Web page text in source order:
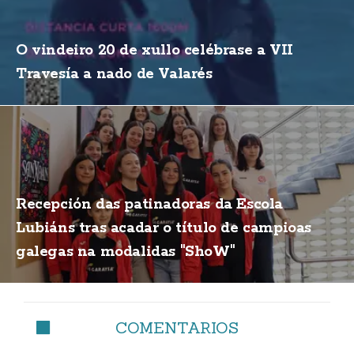
O vindeiro 20 de xullo celébrase a VII
Travesía a nado de Valarés
Recepción das patinadoras da Escola
Lubiáns tras acadar o título de campioas
galegas na modalidas "ShoW"
COMENTARIOS